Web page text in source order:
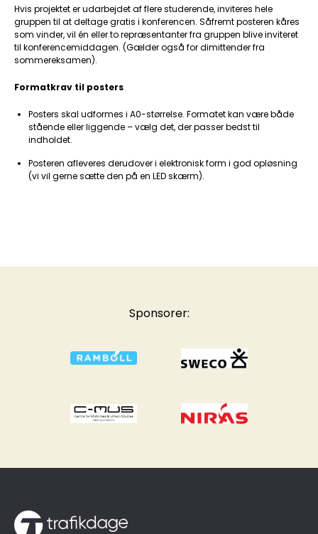
Hvis projektet er udarbejdet af flere studerende, inviteres hele
gruppen til at deltage gratis i konferencen. Såfremt posteren kåres
som vinder, vil én eller to repræsentanter fra gruppen blive inviteret
til konferencemiddagen. (Gælder også for dimittender fra
sommereksamen).
Formatkrav til posters
Posters skal udformes i A0-størrelse. Formatet kan være både
stående eller liggende – vælg det, der passer bedst til
indholdet.
Posteren afleveres derudover i elektronisk form i god opløsning
(vi vil gerne sætte den på en LED skærm).
Sponsorer: